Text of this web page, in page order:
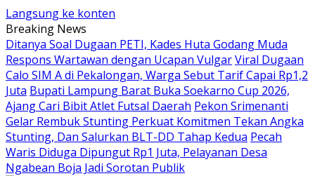
Langsung ke konten
Breaking News
Ditanya Soal Dugaan PETI, Kades Huta Godang Muda
Respons Wartawan dengan Ucapan VulgarViral Dugaan
Calo SIM A di Pekalongan, Warga Sebut Tarif Capai Rp1,2
Juta Bupati Lampung Barat Buka Soekarno Cup 2026,
Ajang Cari Bibit Atlet Futsal Daerah Pekon Srimenanti
Gelar Rembuk Stunting Perkuat Komitmen Tekan Angka
Stunting, Dan Salurkan BLT-DD Tahap Kedua Pecah
Waris Diduga Dipungut Rp1 Juta, Pelayanan Desa
Ngabean Boja Jadi Sorotan Publik